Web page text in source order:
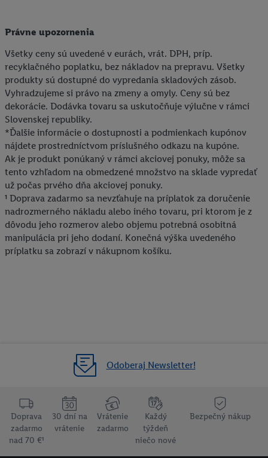
Právne upozornenia
Všetky ceny sú uvedené v eurách, vrát. DPH, príp.
recyklačného poplatku, bez nákladov na prepravu. Všetky
produkty sú dostupné do vypredania skladových zásob.
Vyhradzujeme si právo na zmeny a omyly. Ceny sú bez
dekorácie. Dodávka tovaru sa uskutočňuje výlučne v rámci
Slovenskej republiky.
*Ďalšie informácie o dostupnosti a podmienkach kupónov
nájdete prostredníctvom príslušného odkazu na kupóne.
Ak je produkt ponúkaný v rámci akciovej ponuky, môže sa
tento vzhľadom na obmedzené množstvo na sklade vypredať
už počas prvého dňa akciovej ponuky.
¹ Doprava zadarmo sa nevzťahuje na príplatok za doručenie
nadrozmerného nákladu alebo iného tovaru, pri ktorom je z
dôvodu jeho rozmerov alebo objemu potrebná osobitná
manipulácia pri jeho dodaní. Konečná výška uvedeného
príplatku sa zobrazí v nákupnom košíku.
Odoberaj Newsletter!
Doprava
zadarmo
nad 70 €¹
30 dní na
vrátenie
Vrátenie
zadarmo
Každý
týždeň
niečo nové
Bezpečný nákup
ďalšie informácie o podmienkach spracúvania osobných
Kliknutím na možnosť "Odmietnuť" môžete povoliť iba
používanie potrebných technológií. Kliknutím na "Súhlasím"
vyjadríte súhlas so spracúvaním na všetky vyššie uvedené účely.
Ďalšie informácie vrátane informácií o dobe uchovávania
údajov a Vašom práve kedykoľvek odvolať súhlas s účinnosťou
do budúcnosti nájdete v našichzásadách ochrany osobných
údajov.Imprint nájdete tu.